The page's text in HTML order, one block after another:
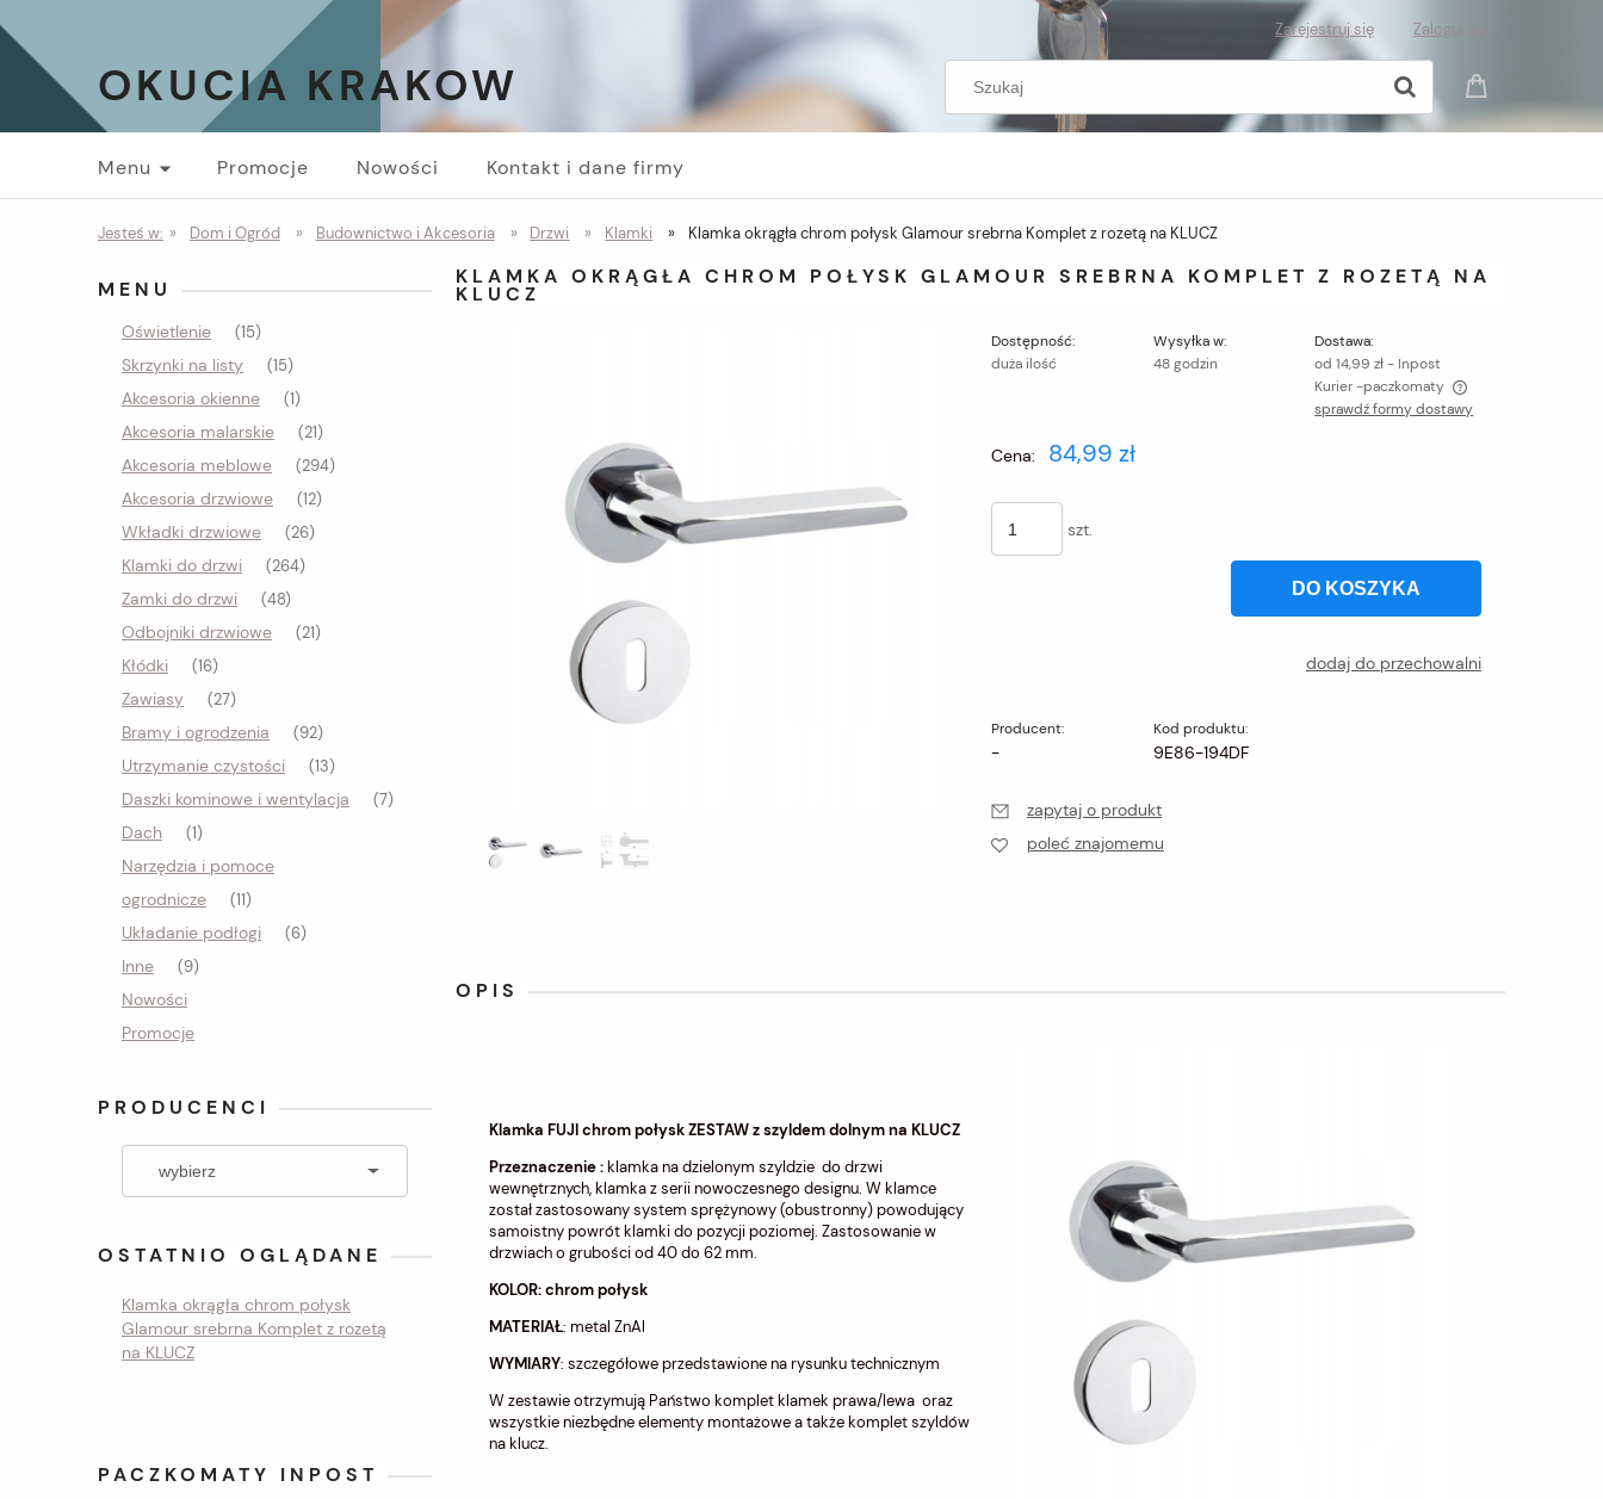
Zarejestruj się Zaloguj się
OKUCIA KRAKOW
Menu Promocje Nowości Kontakt i dane firmy
Jesteś w: » Dom i Ogród » Budownictwo i Akcesoria » Drzwi » Klamki » Klamka okrągła chrom połysk Glamour srebrna Komplet z rozetą na KLUCZ
MENU
Oświetlenie (15)
Skrzynki na listy (15)
Akcesoria okienne (1)
Akcesoria malarskie (21)
Akcesoria meblowe (294)
Akcesoria drzwiowe (12)
Wkładki drzwiowe (26)
Klamki do drzwi (264)
Zamki do drzwi (48)
Odbojniki drzwiowe (21)
Kłódki (16)
Zawiasy (27)
Bramy i ogrodzenia (92)
Utrzymanie czystości (13)
Daszki kominowe i wentylacja (7)
Dach (1)
Narzędzia i pomoce
ogrodnicze
(11)
Układanie podłogi (6)
Inne (9)
Nowości
Promocje
PRODUCENCI
OSTATNIO OGLĄDANE
Klamka okrągła chrom połysk
Glamour srebrna Komplet z rozetą
na KLUCZ
PACZKOMATY INPOST
KLAMKA OKRĄGŁA CHROM POŁYSK GLAMOUR SREBRNA KOMPLET Z ROZETĄ NA
KLUCZ
Dostępność:
duża ilość
Wysyłka w:
48 godzin
Dostawa:
od 14,99 zł - Inpost
Kurier -paczkomaty
sprawdź formy dostawy
Cena: 84,99 zł
szt.
DO KOSZYKA
dodaj do przechowalni
Producent:
-
Kod produktu:
9E86-194DF
zapytaj o produkt
poleć znajomemu
OPIS
Klamka FUJI chrom połysk ZESTAW z szyldem dolnym na KLUCZ
Przeznaczenie :klamka na dzielonym szyldzie do drzwi
wewnętrznych, klamka z serii nowoczesnego designu. W klamce
został zastosowany system sprężynowy (obustronny) powodujący
samoistny powrót klamki do pozycji poziomej. Zastosowanie w
drzwiach o grubości od 40 do 62 mm.
KOLOR: chrom połysk
MATERIAŁ: metal ZnAl
WYMIARY: szczegółowe przedstawione na rysunku technicznym
W zestawie otrzymują Państwo komplet klamek prawa/lewa oraz
wszystkie niezbędne elementy montażowe a także komplet szyldów
na klucz.